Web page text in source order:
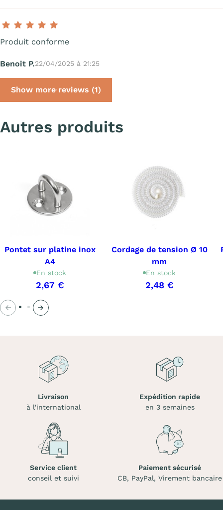
Produit conforme
Benoit P.22/04/2025 à 21:25
Show more reviews (1)
Autres produits
Pontet sur platine inox
A4
En stock
2,67 €
Cordage de tension Ø 10
mm
En stock
2,48 €
PrécédentSuivant
Livraison
à l'international
Expédition rapide
en 3 semaines
Service client
conseil et suivi
Paiement sécurisé
CB, PayPal, Virement bancaire